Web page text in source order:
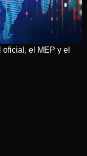
el MEP y el